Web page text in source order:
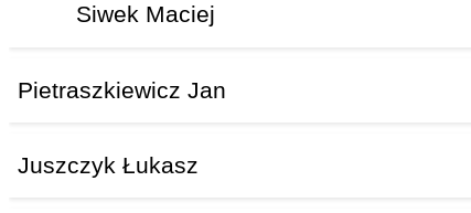
Siwek Maciej
Pietraszkiewicz Jan
Juszczyk Łukasz